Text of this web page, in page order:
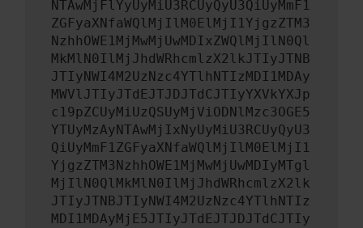
NTAwMjFlYyUyMiU3RCUyQyU3QiUyMmF1
ZGFyaXNfaWQlMjIlM0ElMjI1YjgzZTM3
NzhhOWE1MjMwMjUwMDIxZWQlMjIlN0Ql
MkMlN0IlMjJhdWRhcmlzX2lkJTIyJTNB
JTIyNWI4M2UzNzc4YTlhNTIzMDI1MDAy
MWVlJTIyJTdEJTJDJTdCJTIyYXVkYXJp
c19pZCUyMiUzQSUyMjViODNlMzc3OGE5
YTUyMzAyNTAwMjIxNyUyMiU3RCUyQyU3
QiUyMmF1ZGFyaXNfaWQlMjIlM0ElMjI1
YjgzZTM3NzhhOWE1MjMwMjUwMDIyMTgl
MjIlN0QlMkMlN0IlMjJhdWRhcmlzX2lk
JTIyJTNBJTIyNWI4M2UzNzc4YTlhNTIz
MDI1MDAyMjE5JTIyJTdEJTJDJTdCJTIy